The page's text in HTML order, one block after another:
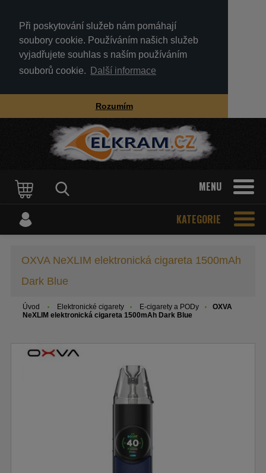
Při poskytování služeb nám pomáhají
soubory cookie. Používáním našich služeb
vyjadřujete souhlas s naším používáním
souborů cookie.
Další informace
Rozumím
MENU
KATEGORIE
OXVA NeXLIM elektronická cigareta 1500mAh
Dark Blue
Úvod Elektronické cigarety E-cigarety a PODy
OXVA
NeXLIM elektronická cigareta 1500mAh Dark Blue